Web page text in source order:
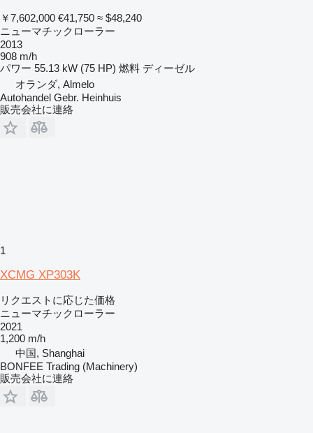
￥7,602,000 €41,750 ≈ $48,240
ニューマチックローラー
2013
908 m/h
パワー 55.13 kW (75 HP) 燃料 ディーゼル
オランダ, Almelo
Autohandel Gebr. Heinhuis
販売会社に連絡
1
XCMG XP303K
リクエストに応じた価格
ニューマチックローラー
2021
1,200 m/h
中国, Shanghai
BONFEE Trading (Machinery)
販売会社に連絡